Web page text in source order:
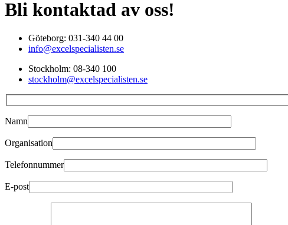
Bli kontaktad av oss!
Göteborg: 031-340 44 00
info@excelspecialisten.se
Stockholm: 08-340 100
stockholm@excelspecialisten.se
Namn
Organisation
Telefonnummer
E-post